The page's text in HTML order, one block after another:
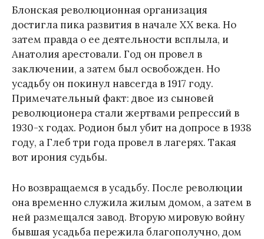
Блонская революционная организация
достигла пика развития в начале XX века. Но
затем правда о ее деятельности всплыла, и
Анатолия арестовали. Год он провел в
заключении, а затем был освобожден. Но
усадьбу он покинул навсегда в 1917 году.
Примечательный факт: двое из сыновей
революционера стали жертвами репрессий в
1930-х годах. Родион был убит на допросе в 1938
году, а Глеб три года провел в лагерях. Такая
вот ирония судьбы.
Но возвращаемся в усадьбу. После революции
она временно служила жилым домом, а затем в
ней размещался завод. Вторую мировую войну
бывшая усадьба пережила благополучно, дом